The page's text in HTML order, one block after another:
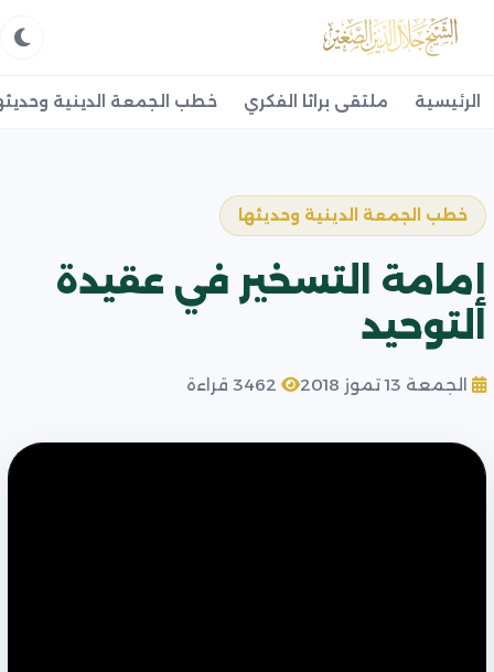
الرئيسية ملتقى براثا الفكري خطب الجمعة الدينية
خطب الجمعة الدينية وحديثها
إمامة التسخير في عقيدة
التوحيد
الجمعة 13 تموز 2018